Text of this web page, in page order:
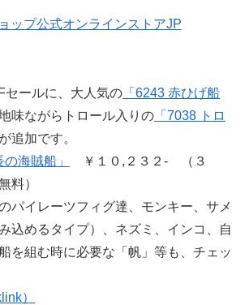
セールに、大人気の 「6243 赤ひげ船
味ながらトロール入りの 「7038 トロ
が追加です。
海賊船」
￥１０,２３２- （３
料）
パイレーツフィグ達、モンキー、サメ
込めるタイプ）、ネズミ、インコ、自
を組む時に必要な「帆」等も、チェッ
）